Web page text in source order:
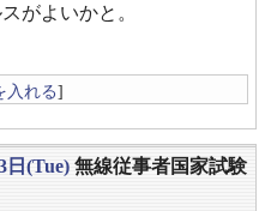
がよいかと。
入れる]
日(Tue) 無線従事者国家試験